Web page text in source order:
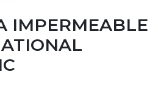
IMPERMEABLE